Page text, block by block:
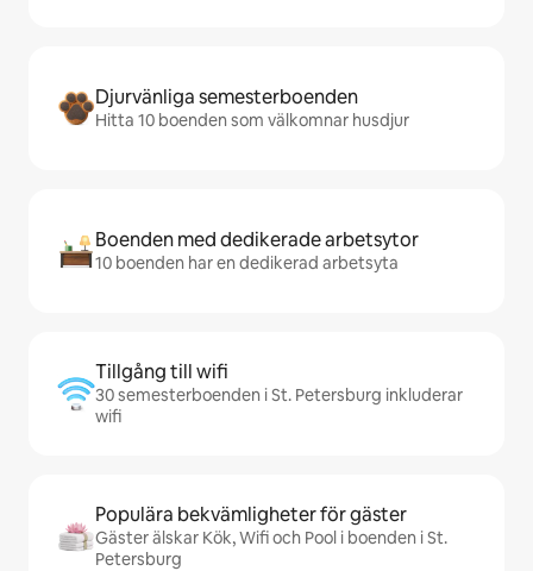
Djurvänliga semesterboenden
Hitta 10 boenden som välkomnar husdjur
Boenden med dedikerade arbetsytor
10 boenden har en dedikerad arbetsyta
Tillgång till wifi
30 semesterboenden i St. Petersburg inkluderar
wifi
Populära bekvämligheter för gäster
Gäster älskar Kök, Wifi och Pool i boenden i St.
Petersburg